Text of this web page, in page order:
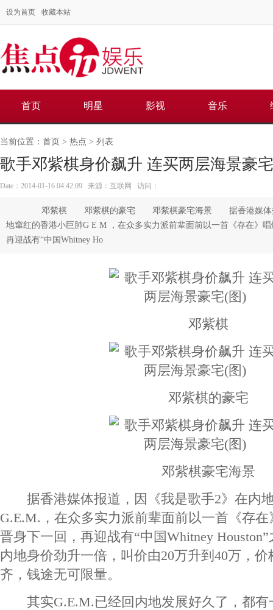
设为首页 收藏本站
首页 明星 影视 音乐
当前位置： 首页 > 热点 > 列表
歌手邓紫棋身价飙升 连买两层海景豪
Date：2014-01-16 04:42:09 来源：互联网 访问：
邓紫棋 邓紫棋的豪宅 邓紫棋豪宅海景 据香港媒体报
地窜红的香港小巨肺G E M ，在众多实力派前辈面前以一首《存在》
再迎战有“中国Whitney Ho
邓紫棋
邓紫棋的豪宅
邓紫棋豪宅海景
据香港媒体报道，因《我是歌手2》在内
G.E.M.，在众多实力派前辈面前以一首《存
晋身下一回，再迎战有“中国Whitney
内地身价劲升一倍，叫价由20万升到40万，
齐，钱途无可限量。
其实G.E.M.已经回内地发展好久了，都有